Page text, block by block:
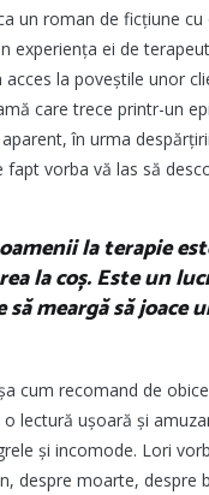
un roman de ficțiune
experiența ei de
acces la poveștile unor
care trece printr-un
în urma
fapt vorba vă las să
oamenii la terapie
la coș. Este un
meargă să joace
cum recomand de
o lectură ușoară și
și incomode. Lori
despre moarte, despre